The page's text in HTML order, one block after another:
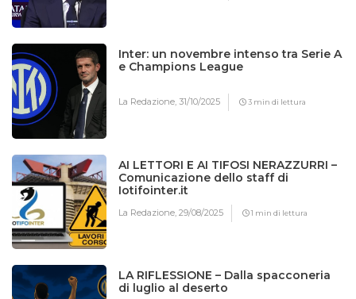
Inter: un novembre intenso tra Serie A
e Champions League
La Redazione,31/10/2025 3 min di lettura
AI LETTORI E AI TIFOSI NERAZZURRI –
Comunicazione dello staff di
Iotifointer.it
La Redazione,29/08/2025 1 min di lettura
LA RIFLESSIONE – Dalla spacconeria
di luglio al deserto